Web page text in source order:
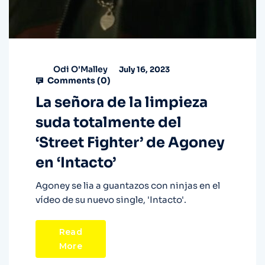
Odi O'Malley July 16, 2023
Comments (0)
La señora de la limpieza
suda totalmente del
‘Street Fighter’ de Agoney
en ‘Intacto’
Agoney se lia a guantazos con ninjas en el
vídeo de su nuevo single, 'Intacto'.
Read
More